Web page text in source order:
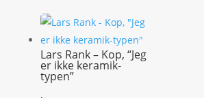
Lars Rank – Kop, “Jeg
er ikke keramik-
typen”